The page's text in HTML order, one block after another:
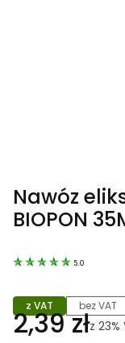
Nawóz
BIOPON
5.0
z VAT bez VAT
2,39 złz 23%